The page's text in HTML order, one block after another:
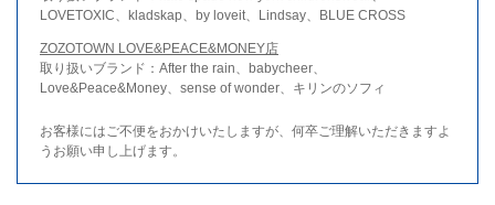
LOVETOXIC、kladskap、by loveit、Lindsay、BLUE CROSS
ZOZOTOWN LOVE&PEACE&MONEY店
取り扱いブランド：After the rain、babycheer、
Love&Peace&Money、sense of wonder、キリンのソフィ
お客様にはご不便をおかけいたしますが、何卒ご理解いただきますよ
うお願い申し上げます。